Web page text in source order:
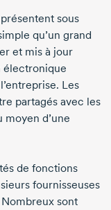
sous
qu’un grand
et mis à jour
électronique
Les
partagés avec les
d’une
de fonctions
fournisseuses
sont